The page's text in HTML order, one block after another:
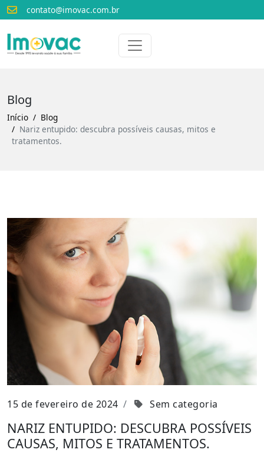
contato@imovac.com.br
Voltar para o início
Blog
Início
Blog
Nariz entupido: descubra possíveis causas, mitos e
tratamentos.
15 de fevereiro de 2024 Sem categoria
NARIZ ENTUPIDO: DESCUBRA POSSÍVEIS
CAUSAS, MITOS E TRATAMENTOS.